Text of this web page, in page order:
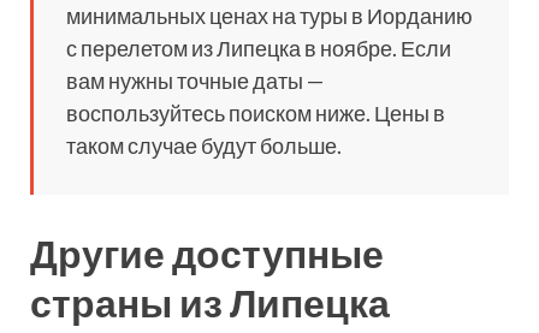
минимальных ценах на туры в Иорданию
с перелетом из Липецка в ноябре. Если
вам нужны точные даты —
воспользуйтесь поиском ниже. Цены в
таком случае будут больше.
Другие доступные
страны из Липецка